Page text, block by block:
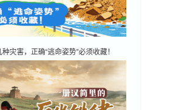
灾害，正确“逃命姿势”必须收藏！